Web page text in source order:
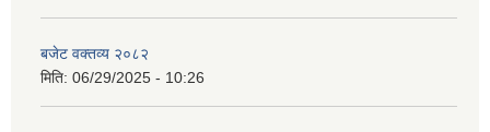
बजेट वक्तव्य २०८२
मिति: 06/29/2025 - 10:26